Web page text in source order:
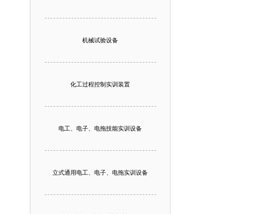
机械试验设备
化工过程控制实训装置
电工、电子、电拖技能实训设备
立式通用电工、电子、电拖实训设备